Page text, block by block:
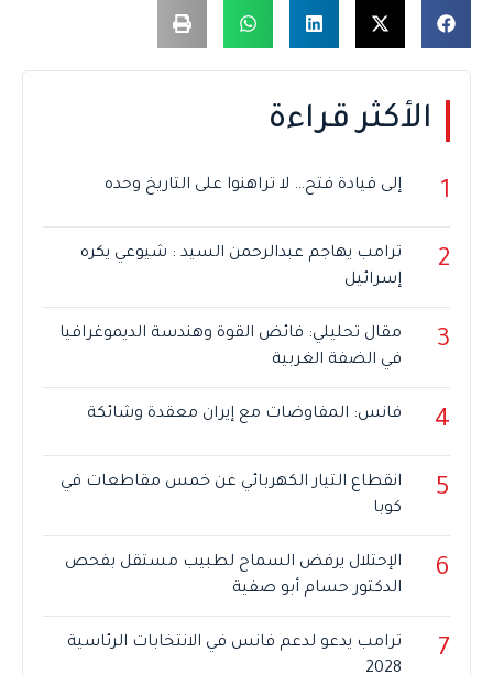
الأكثر قراءة
1 إلى قيادة فتح… لا تراهنوا على التاريخ وحده
2
ترامب يهاجم عبدالرحمن السيد : شيوعي يكره
إسرائيل
3
مقال تحليلي: فائض القوة وهندسة الديموغرافيا
في الضفة الغربية
4 فانس: المفاوضات مع إيران معقدة وشائكة
5
انقطاع التيار الكهربائي عن خمس مقاطعات في
كوبا
6
الإحتلال يرفض السماح لطبيب مستقل بفحص
الدكتور حسام أبو صفية
7
ترامب يدعو لدعم فانس في الانتخابات الرئاسية
2028